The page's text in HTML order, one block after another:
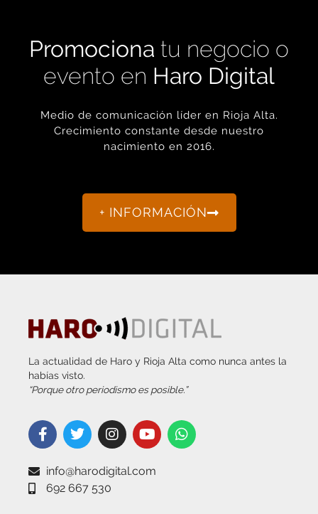
Promociona tu negocio o
evento en Haro Digital
Medio de comunicación líder en Rioja Alta.
Crecimiento constante desde nuestro
nacimiento en 2016.
+ INFORMACIÓN
La actualidad de Haro y Rioja Alta como nunca antes la
habías visto.
“Porque otro periodismo es posible.”
info@harodigital.com
692 667 530